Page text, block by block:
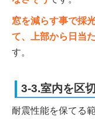
窓を減らす事で採
て、上部から日当
す。
3-3.室内を区
耐震性能を保てる